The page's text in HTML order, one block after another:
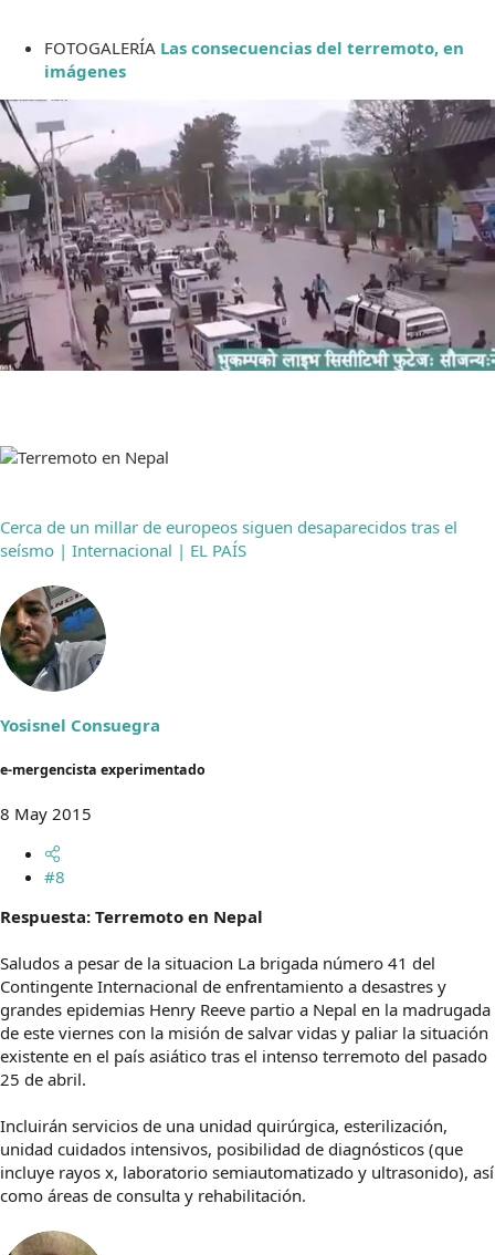
FOTOGALERÍA Las consecuencias del terremoto, en
imágenes
Cerca de un millar de europeos siguen desaparecidos tras el
seísmo | Internacional | EL PAÍS
Yosisnel Consuegra
e-mergencista experimentado
8 May 2015
#8
Respuesta: Terremoto en Nepal
Saludos a pesar de la situacion La brigada número 41 del
Contingente Internacional de enfrentamiento a desastres y
grandes epidemias Henry Reeve partio a Nepal en la madrugada
de este viernes con la misión de salvar vidas y paliar la situación
existente en el país asiático tras el intenso terremoto del pasado
25 de abril.
Incluirán servicios de una unidad quirúrgica, esterilización,
unidad cuidados intensivos, posibilidad de diagnósticos (que
incluye rayos x, laboratorio semiautomatizado y ultrasonido), así
como áreas de consulta y rehabilitación.